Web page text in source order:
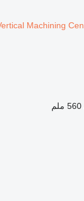
560 ملم